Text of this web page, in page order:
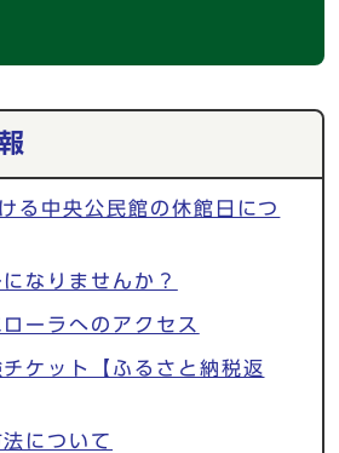
る中央公民館の休館日につ
なりませんか？
ーラへのアクセス
チケット【ふるさと納税返
について